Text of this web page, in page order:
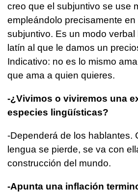
creo que el subjuntivo se use
empleándolo precisamente
subjuntivo. Es un modo verbal
latín al que le damos un
Indicativo: no es lo mismo
que ama a quien quieres.
-¿Vivimos o viviremos una
especies lingüísticas?
-Dependerá de los hablantes.
lengua se pierde, se va con
construcción del mundo.
-Apunta una inflación